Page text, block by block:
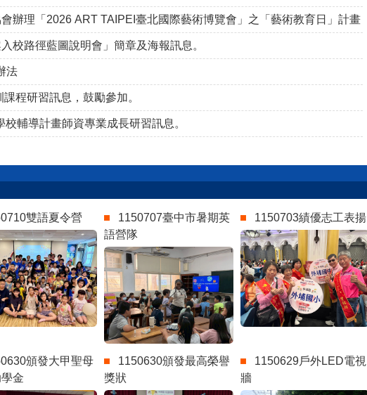
辦理「2026 ART TAIPEI臺北國際藝術博覽會」之「藝術教育日」計畫
校路徑藍圖說明會」簡章及海報訊息。
法
程研習訊息，鼓勵參加。
輔導計畫師資專業成長研習訊息。
雙語夏令營
1150707臺中市暑期英
語營隊
1150703績優志工表揚
頒發大甲聖母
金
1150630頒發最高榮譽
獎狀
1150629戶外LED電視
牆